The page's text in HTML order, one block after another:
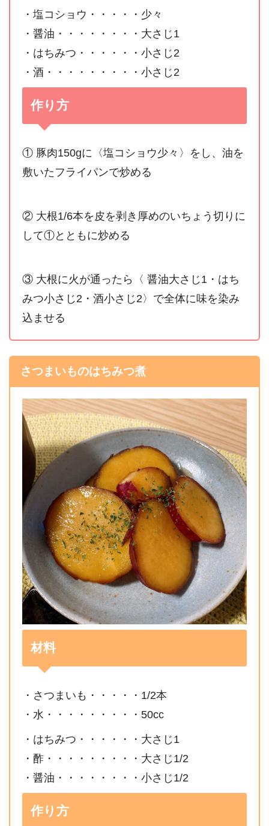
・塩コショウ・・・・・少々
・醤油・・・・・・・・大さじ1
・はちみつ・・・・・・小さじ2
・酒・・・・・・・・・小さじ2
作り方
① 豚肉150gに〈塩コショウ少々〉をし、油を
敷いたフライパンで炒める
② 大根1/6本を皮を剥き厚めのいちょう切りに
して①とともに炒める
③ 大根に火が通ったら〈 醤油大さじ1・はち
みつ小さじ2・酒小さじ2〉で全体に味を染み
込ませる
さつまいものはちみつ煮
材料
・さつまいも・・・・・1/2本
・水・・・・・・・・・50cc
・はちみつ・・・・・・大さじ1
・酢・・・・・・・・・大さじ1/2
・醤油・・・・・・・・小さじ1/2
作り方